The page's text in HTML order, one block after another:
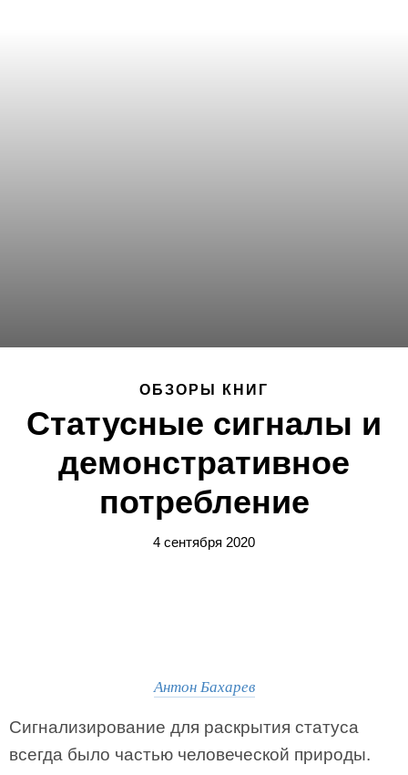
ОБЗОРЫ КНИГ
Статусные сигналы и
демонстративное
потребление
4 сентября 2020
Антон Бахарев
Сигнализирование для раскрытия статуса
всегда было частью человеческой природы.